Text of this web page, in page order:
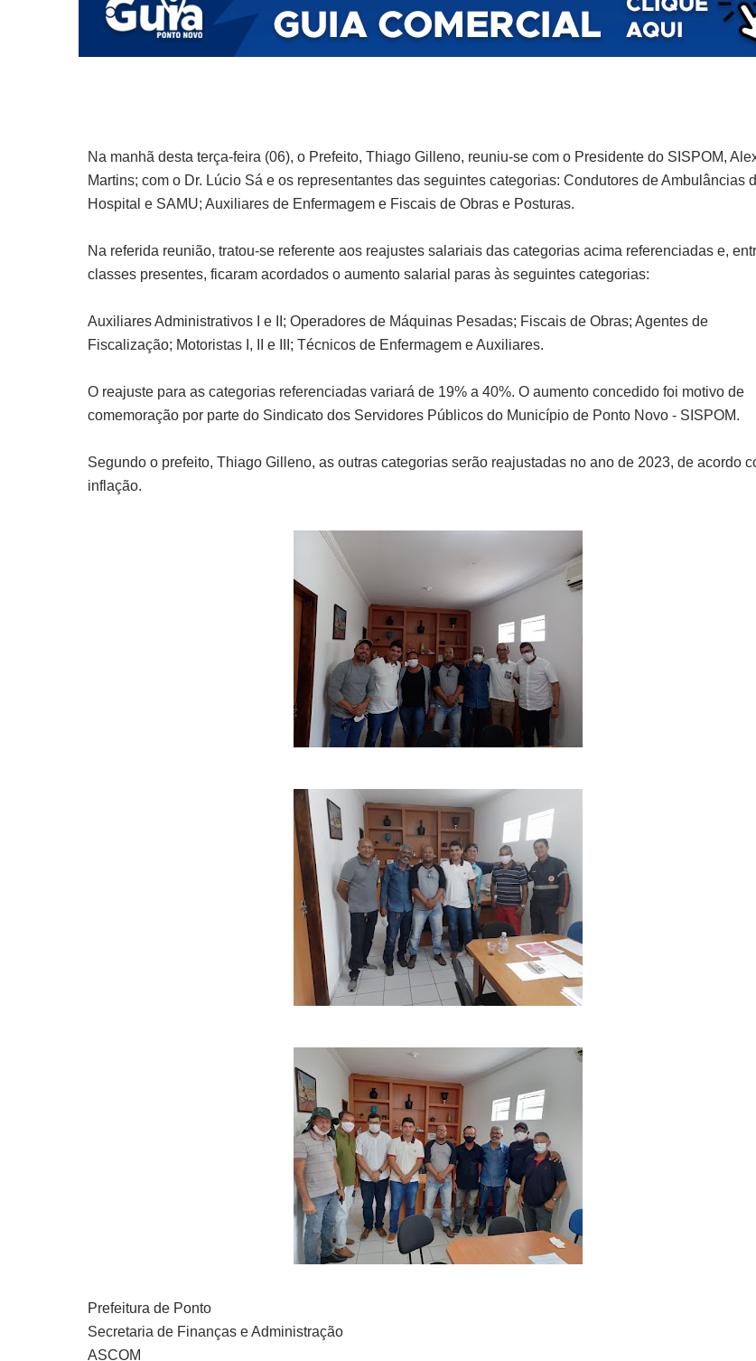
Na manhã desta terça-feira (06), o Prefeito, Thiago Gilleno, reuniu-se com o Presidente do SISPOM,
Martins; com o Dr. Lúcio Sá e os representantes das seguintes categorias: Condutores de Ambulâncias
Hospital e SAMU; Auxiliares de Enfermagem e Fiscais de Obras e Posturas.
Na referida reunião, tratou-se referente aos reajustes salariais das categorias acima referenciadas e,
classes presentes, ficaram acordados o aumento salarial paras às seguintes categorias:
Auxiliares Administrativos I e II; Operadores de Máquinas Pesadas; Fiscais de Obras; Agentes de
Fiscalização; Motoristas I, II e III; Técnicos de Enfermagem e Auxiliares.
O reajuste para as categorias referenciadas variará de 19% a 40%. O aumento concedido foi motivo de
comemoração por parte do Sindicato dos Servidores Públicos do Município de Ponto Novo - SISPOM.
Segundo o prefeito, Thiago Gilleno, as outras categorias serão reajustadas no ano de 2023, de acordo
inflação.
Prefeitura de Ponto
Secretaria de Finanças e Administração
ASCOM